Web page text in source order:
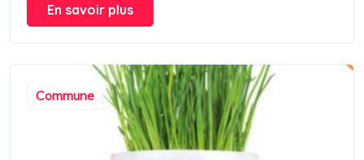
En savoir plus
Commune